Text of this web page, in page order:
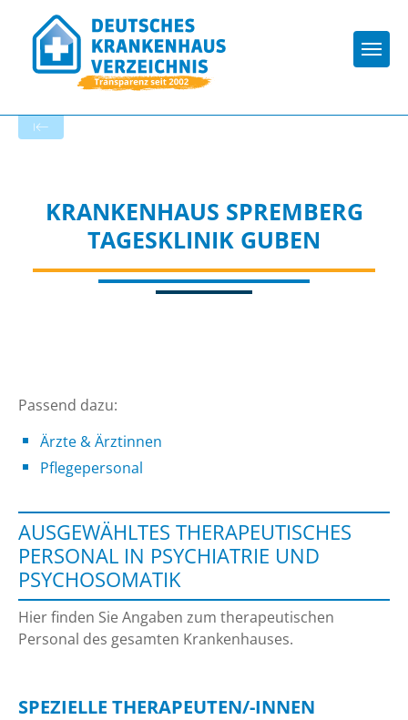
KRANKENHAUS SPREMBERG
TAGESKLINIK GUBEN
Passend dazu:
Ärzte & Ärztinnen
Pflegepersonal
AUSGEWÄHLTES THERAPEUTISCHES
PERSONAL IN PSYCHIATRIE UND
PSYCHOSOMATIK
Hier finden Sie Angaben zum therapeutischen
Personal des gesamten Krankenhauses.
SPEZIELLE THERAPEUTEN/-INNEN